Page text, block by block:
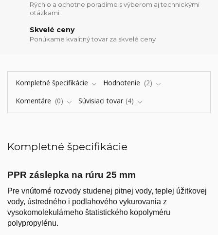
Rýchlo a ochotne poradíme s výberom aj technickými
otázkami.
Skvelé ceny
Ponúkame kvalitný tovar za skvelé ceny
Kompletné špecifikácie Hodnotenie
2
Komentáre
0 Súvisiaci tovar 4
Kompletné špecifikácie
PPR záslepka na rúru 25 mm
Pre vnútorné rozvody studenej pitnej vody, teplej úžitkovej
vody, ústredného i podlahového vykurovania z
vysokomolekulárneho štatistického kopolyméru
polypropylénu.